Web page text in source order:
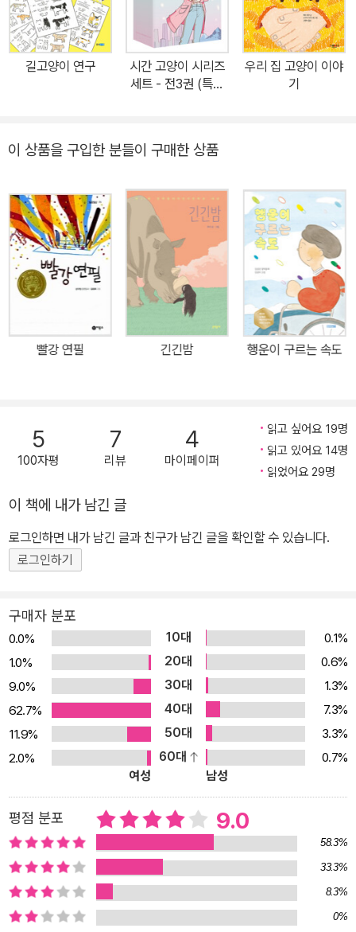
게 했어. 너는 갈매기야. 고양이가 아니야. 그러니 너는 갈매기의 운명
을 따라야 해. 네가 하늘을 날게 될 때, 비로소 너는 진정한 행복을 느
낄 수 있을 거야. 그리고 네가 우리에게 가지는 감정과 너에 대한 우리
의 애정이 더욱 깊고 아름다워질 거란다. 그것이 서로 다른 존재들끼
해 이야기해주겠다고 스스로 다짐했다” -루이스 세뿔베다 “인간과
이기가 야기한 환경파괴 문제를 고양이와 갈매기의 애틋한 우정 이야
기로 풀어내다 이 책은 라틴 문학권의 대표적 작가 루이스 세뿔베다
의 작품이다. 세뿔베다는 1960년대 이른바 ‘마술적 리얼리즘’으로
서구문학의 한계를 돌파했던 붐 세대(가브리엘 마르케스, 호르헤 루
이스 보르헤스, 파블로 네루다 등)의 뒤를 잇는 포스트 붐 세대의 대
표적 작가다. 그는 이 작품에서 갈매기와 고양이를 주인공으로 내세
워, 낯선 존재들이 약속을 지켜나가는 과정을 통해 하나의 존재로 화
합해가는 여정을 간결한 문체로 그려내고 있다. 오염된 바닷물 때문
쳐지고, 독자들은 그 여정을 통해 해맑은 서정성과 인간과 자연, 인간
과 인간 사이의 관계의 회복이란 우리 시대의 화두와 만나게 된다. 우
화라는 형식과 간결한 문체, 진지한 주제의식과 유머가 절묘하게 통
일된 이 작품은 1996년 유럽 최고의 베스트셀러가 됐으며, 독일의
성인과 어린이 모두 읽어볼 가치가 있는 훌륭한 이야기”(쥐트 도이치
자이퉁)란 평가를 받았다. 몸집이 큰 검은 고양이 소르바스, 어미를
구 근처의 북해에서 기름에 오염된 물결에 휩쓸려버렸다. 끈적끈적한
타르찌꺼기가 온몸에 묻어 숨구멍까지 막혀버린 갈매기. 마지막 남은
힘을 다해 육지로 날아가다 결국 함부르크 항구의 어느 집 발코니에
추락하고, 마침 발코니에서 일광욕을 즐기던 검은 고양이 소르바스와
만나게 된다. 고양이 소르바스는 죽어 가는 갈매기에게 세 가지 약속
부화할 수 있게 만들고, 셋째 새끼 갈매기가 태어나면 나는 법을 가르
친다고 하는, 소르바스에게는 몹시 버거운 약속이었다. 그렇지만 소
약속을 지키기 위해 최선을 다한다. 낯설고 힘든 상황에 부딪힌 소르
바스는 항구의 고양이 세끄레따리요, 꼴로네요, 사벨로또도의 도움을
받는다. 소르바스는 친구들의 도움을 받으면서 알을 부화시키고, 태
어난 새끼갈매기 아포르뚜나다와 함께 지내면서 온갖 난관을 극복해
간다. 그러나 새끼 갈매기에게 나는 법을 가르친다는 세 번째 약속은
소르바스와 그의 친구들에게 만만치 않은 일이었다. 소르바스와 그
길고양이 연구
시간 고양이 시리즈
세트 - 전3권 (특별
우리 집 고양이 이야
기
이 상품을 구입한 분들이 구매한 상품
빨강 연필 긴긴밤 행운이 구르는 속도
5
100자평
7
리뷰
4
마이페이퍼
읽고 싶어요 19명
읽고 있어요 14명
읽었어요 29명
이 책에 내가 남긴 글
로그인하면 내가 남긴 글과 친구가 남긴 글을 확인할 수 있습니다.
로그인하기
구매자 분포
0.0% 10대
0.1%
1.0%
20대
0.6%
9.0%
30대
1.3%
62.7%
40대
7.3%
11.9%
50대
3.3%
2.0%
60대
0.7%
여성
남성
평점 분포 9.0
58.3%
33.3%
8.3%
0%